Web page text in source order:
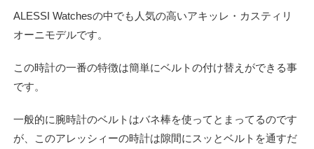
ALESSI Watchesの中でも人気の高いアキッレ・カスティリ
オーニモデルです。
この時計の一番の特徴は簡単にベルトの付け替えができる事
です。
一般的に腕時計のベルトはバネ棒を使ってとまってるのです
が、このアレッシィーの時計は隙間にスッとベルトを通すだ